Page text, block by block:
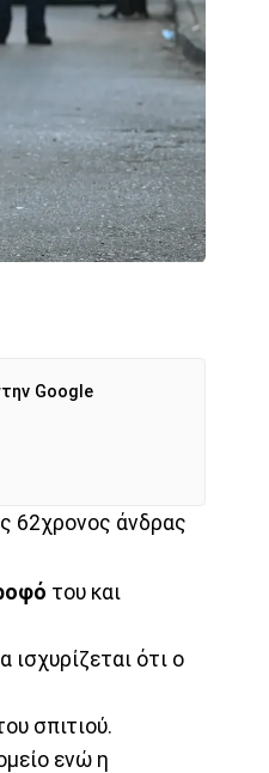
Google
62χρονος άνδρας
του και
ισχυρίζεται ότι ο
σπιτιού.
ενώ η